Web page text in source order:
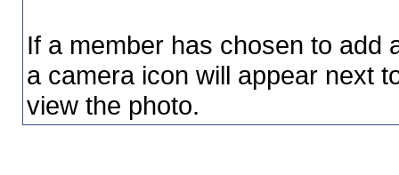
If a member has chosen to add
a camera icon will appear next
view the photo.